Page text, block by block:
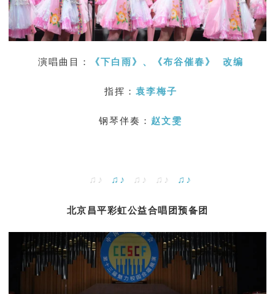
演唱曲目： 《下白雨》、 《布谷催春》 改编
指挥： 袁李梅子
钢琴伴奏： 赵文雯
♫♪ ♫♪ ♫♪ ♫♪ ♫♪
北京昌平彩虹公益合唱团预备团